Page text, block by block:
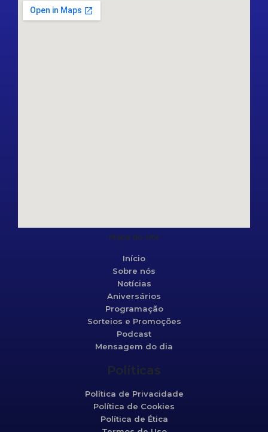
Mapa do site
Início
Sobre nós
Notícias
Aniversários
Programação
Sorteios e Promoções
Podcast
Mensagem do dia
Políticas
Política de Privacidade
Política de Cookies
Política de Ética